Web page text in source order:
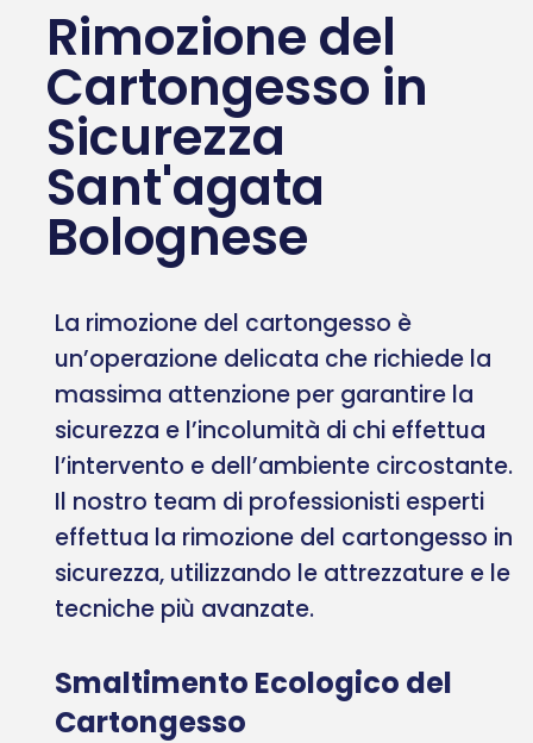
Rimozione del
Cartongesso in
Sicurezza
Sant'agata
Bolognese
La rimozione del cartongesso è
un’operazione delicata che richiede la
massima attenzione per garantire la
sicurezza e l’incolumità di chi effettua
l’intervento e dell’ambiente circostante.
Il nostro team di professionisti esperti
effettua la rimozione del cartongesso in
sicurezza, utilizzando le attrezzature e le
tecniche più avanzate.
Smaltimento Ecologico del
Cartongesso